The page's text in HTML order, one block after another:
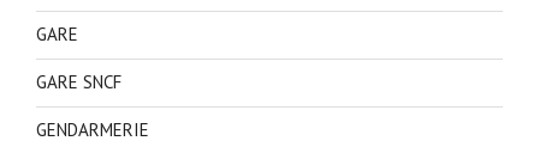
GARE
GARE SNCF
GENDARMERIE